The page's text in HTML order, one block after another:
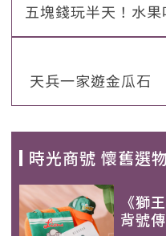
五塊錢玩半天！水
天兵一家遊金瓜石
時光商號 懷舊選物
《獅
背號